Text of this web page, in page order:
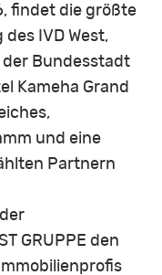
findet die größte
IVD West,
der Bundesstadt
Kameha Grand
und eine
Partnern
GRUPPE den